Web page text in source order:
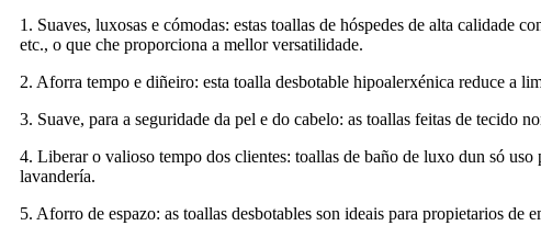
1. Suaves, luxosas e cómodas: estas toallas de hóspedes de alta calidade
etc., o que che proporciona a mellor versatilidade.
2. Aforra tempo e diñeiro: esta toalla desbotable hipoalerxénica reduce a
3. Suave, para a seguridade da pel e do cabelo: as toallas feitas de tecido
4. Liberar o valioso tempo dos clientes: toallas de baño de luxo dun só
lavandería.
5. Aforro de espazo: as toallas desbotables son ideais para propietarios